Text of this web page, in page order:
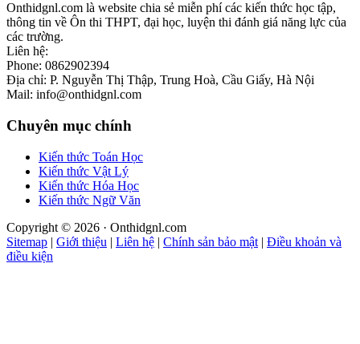
Onthidgnl.com là website chia sẻ miễn phí các kiến thức học tập,
thông tin về Ôn thi THPT, đại học, luyện thi đánh giá năng lực của
các trường.
Liên hệ:
Phone: 0862902394
Địa chỉ: P. Nguyễn Thị Thập, Trung Hoà, Cầu Giấy, Hà Nội
Mail: info@onthidgnl.com
Chuyên mục chính
Kiến thức Toán Học
Kiến thức Vật Lý
Kiến thức Hóa Học
Kiến thức Ngữ Văn
Copyright © 2026 · Onthidgnl.com
Sitemap | Giới thiệu | Liên hệ | Chính sản bảo mật | Điều khoản và
điều kiện